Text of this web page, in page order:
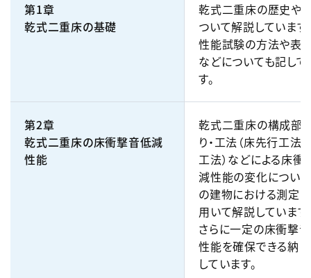
第1章
乾式二重床の基礎
乾式二重床の歴史や
ついて解説しています
性能試験の方法や表
などについても記して
す。
第2章
乾式二重床の床衝撃音低減
性能
乾式二重床の構成部
り・工法（床先行工法
工法）などによる床衝
減性能の変化について
の建物における測定
用いて解説しています
さらに一定の床衝撃
性能を確保できる納
しています。